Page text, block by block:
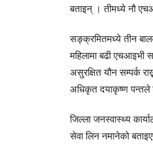
बताइन् । तीमध्ये नौ
सङ्क्रमितमध्ये तीन
महिलामा बढी एचआइभी
असुरक्षित यौन सम्पर्क
अधिकृत दयाकृष्ण पन्तले
जिल्ला जनस्वास्थ्य
सेवा लिन नमानेको